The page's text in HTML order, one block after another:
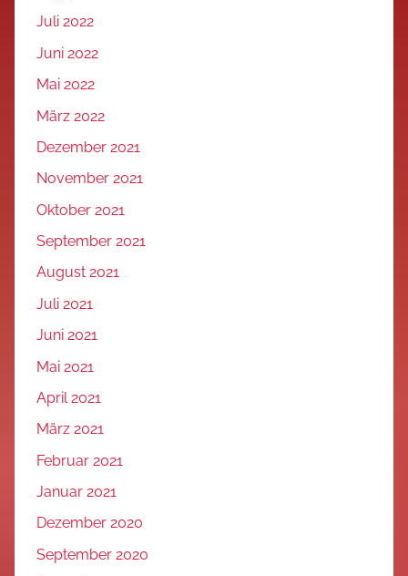
Juli 2022
Juni 2022
Mai 2022
März 2022
Dezember 2021
November 2021
Oktober 2021
September 2021
August 2021
Juli 2021
Juni 2021
Mai 2021
April 2021
März 2021
Februar 2021
Januar 2021
Dezember 2020
September 2020